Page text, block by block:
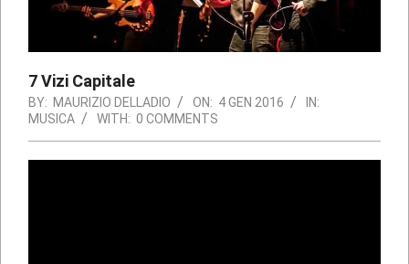
7 Vizi Capitale
BY: MAURIZIO DELLADIO ON: 4 GEN 2016
IN:
MUSICA
WITH: 0 COMMENTS